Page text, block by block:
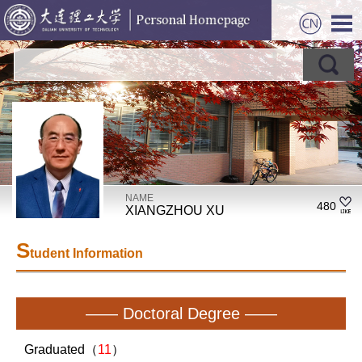
NAME
XIANGZHOU XU 480
Student Information
—— Doctoral Degree ——
Graduated（11）